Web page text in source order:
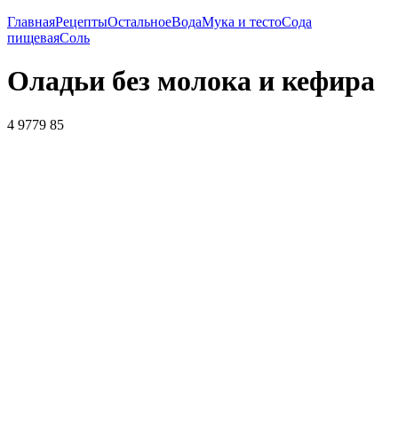
ГлавнаяРецептыОстальноеВодаМука и тестоСода
пищеваяСоль
Оладьи без молока и кефира
4 9779 85